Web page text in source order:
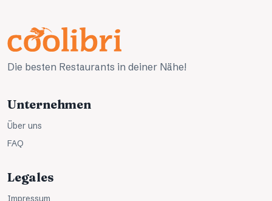
Die besten Restaurants in deiner Nähe!
Unternehmen
Über uns
FAQ
Legales
Impressum